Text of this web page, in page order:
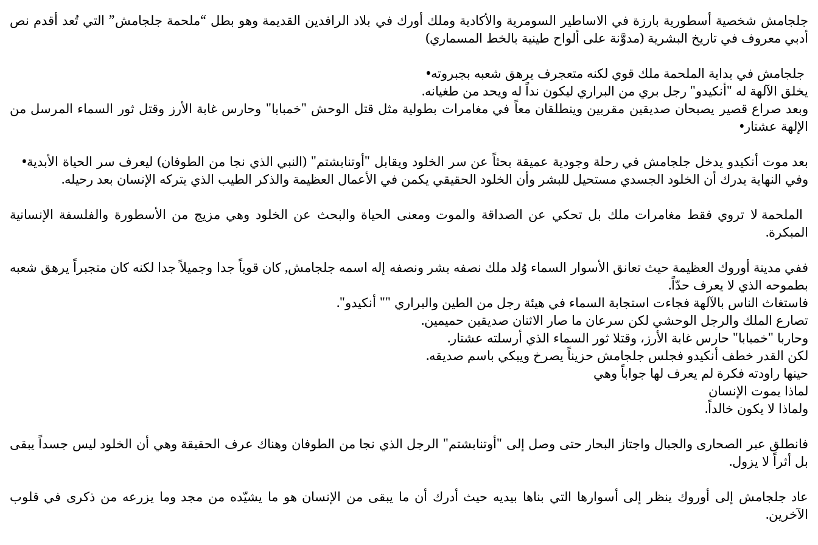
جلجامش شخصية أسطورية بارزة في الاساطير السومرية والأكادية وملك أورك في بلاد الرافدين القديمة وهو بطل “ملحمة جلجامش” التي تُعد أقدم نص
أدبي معروف في تاريخ البشرية (مدوَّنة على ألواح طينية بالخط المسماري)
جلجامش في بداية الملحمة ملك قوي لكنه متعجرف يرهق شعبه بجبروته•
يخلق الآلهة له "أنكيدو" رجل بري من البراري ليكون نداً له ويحد من طغيانه.
وبعد صراع قصير يصبحان صديقين مقربين وينطلقان معاً في مغامرات بطولية مثل قتل الوحش "خمبابا" وحارس غابة الأرز وقتل ثور السماء المرسل من
الإلهة عشتار•
بعد موت أنكيدو يدخل جلجامش في رحلة وجودية عميقة بحثاً عن سر الخلود ويقابل "أوتنابشتم" (النبي الذي نجا من الطوفان) ليعرف سر الحياة الأبدية•
وفي النهاية يدرك أن الخلود الجسدي مستحيل للبشر وأن الخلود الحقيقي يكمن في الأعمال العظيمة والذكر الطيب الذي يتركه الإنسان بعد رحيله.
الملحمة لا تروي فقط مغامرات ملك بل تحكي عن الصداقة والموت ومعنى الحياة والبحث عن الخلود وهي مزيج من الأسطورة والفلسفة الإنسانية
المبكرة.
ففي مدينة أوروك العظيمة حيث تعانق الأسوار السماء وُلد ملك نصفه بشر ونصفه إله اسمه جلجامش, كان قوياً جدا وجميلاً جدا لكنه كان متجبراً يرهق شعبه
بطموحه الذي لا يعرف حدّاً.
فاستغاث الناس بالآلهة فجاءت استجابة السماء في هيئة رجل من الطين والبراري "" أنكيدو".
تصارع الملك والرجل الوحشي لكن سرعان ما صار الاثنان صديقين حميمين.
وحاربا "خمبابا" حارس غابة الأرز، وقتلا ثور السماء الذي أرسلته عشتار.
لكن القدر خطف أنكيدو فجلس جلجامش حزيناً يصرخ ويبكي باسم صديقه.
حينها راودته فكرة لم يعرف لها جواباً وهي
لماذا يموت الإنسان
ولماذا لا يكون خالداً.
فانطلق عبر الصحارى والجبال واجتاز البحار حتى وصل إلى "أوتنابشتم" الرجل الذي نجا من الطوفان وهناك عرف الحقيقة وهي أن الخلود ليس جسداً يبقى
بل أثراً لا يزول.
عاد جلجامش إلى أوروك ينظر إلى أسوارها التي بناها بيديه حيث أدرك أن ما يبقى من الإنسان هو ما يشيّده من مجد وما يزرعه من ذكرى في قلوب
الآخرين.